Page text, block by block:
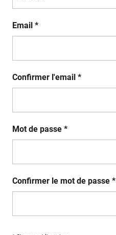
Email *
Confirmer l'email *
Mot de passe *
Confirmer le mot de passe *